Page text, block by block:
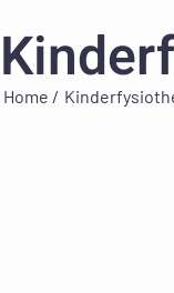
Home /